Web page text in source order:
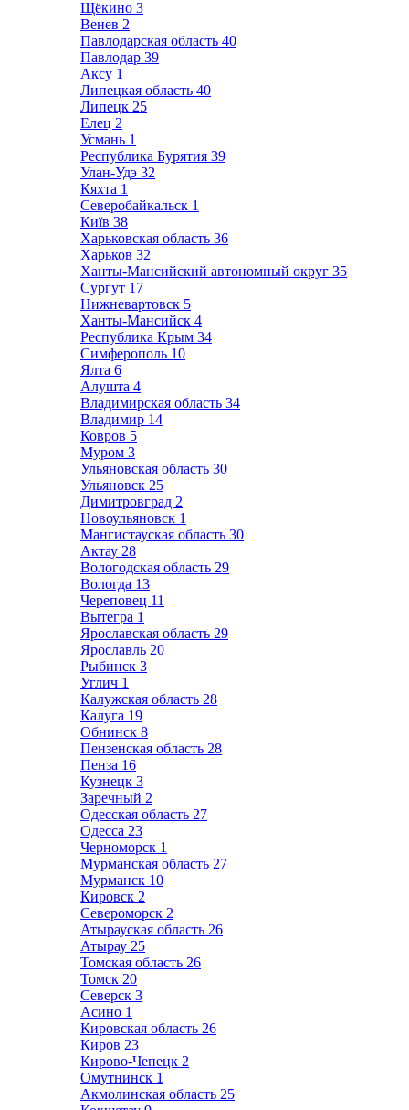
Щёкино 3
Венев 2
Павлодарская область 40
Павлодар 39
Аксу 1
Липецкая область 40
Липецк 25
Елец 2
Усмань 1
Республика Бурятия 39
Улан-Удэ 32
Кяхта 1
Северобайкальск 1
Київ 38
Харьковская область 36
Харьков 32
Ханты-Мансийский автономный округ 35
Сургут 17
Нижневартовск 5
Ханты-Мансийск 4
Республика Крым 34
Симферополь 10
Ялта 6
Алушта 4
Владимирская область 34
Владимир 14
Ковров 5
Муром 3
Ульяновская область 30
Ульяновск 25
Димитровград 2
Новоульяновск 1
Мангистауская область 30
Актау 28
Вологодская область 29
Вологда 13
Череповец 11
Вытегра 1
Ярославская область 29
Ярославль 20
Рыбинск 3
Углич 1
Калужская область 28
Калуга 19
Обнинск 8
Пензенская область 28
Пенза 16
Кузнецк 3
Заречный 2
Одесская область 27
Одесса 23
Черноморск 1
Мурманская область 27
Мурманск 10
Кировск 2
Североморск 2
Атырауская область 26
Атырау 25
Томская область 26
Томск 20
Северск 3
Асино 1
Кировская область 26
Киров 23
Кирово-Чепецк 2
Омутнинск 1
Акмолинская область 25